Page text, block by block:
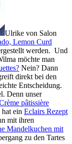
Ulrike von Salon
Lemon Curd
werden. Und
möchte man
Nein? Dann
direkt bei den
Entscheidung.
Denn unser
pâtissière
ein Eclairs Rezept
mit ihren
Mandelkuchen mit
zu den Tartes